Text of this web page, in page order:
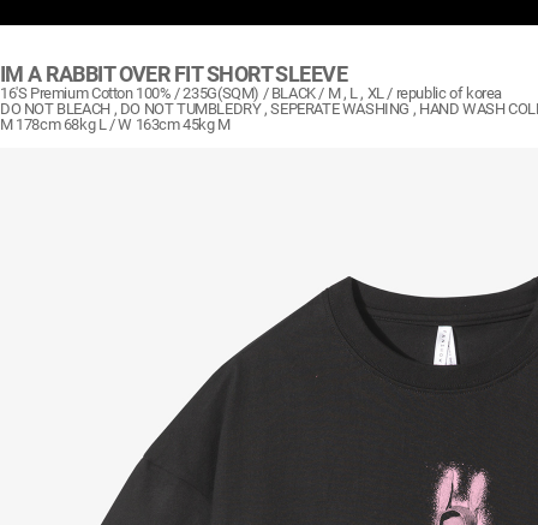
IM A RABBIT OVER FIT SHORT SLEEVE
16'S Premium Cotton 100% / 235G(SQM) / BLACK / M , L , XL / republic of korea
DO NOT BLEACH , DO NOT TUMBLEDRY , SEPERATE WASHING , HAND WASH
M 178cm 68kg L / W 163cm 45kg M